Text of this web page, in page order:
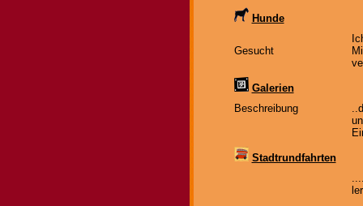
Hunde
Gesucht
Galerien
Beschreibung
Stadtrundfahrten